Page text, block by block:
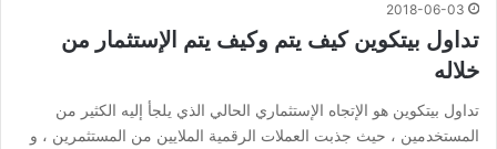
2018-06-03
تداول بيتكوين كيف يتم وكيف يتم الإستثمار من
خلاله
تداول بيتكوين هو الإتجاه الإستثماري الحالي الذي يلجأ إليه الكثير من
المستخدمين ، حيث جذبت العملات الرقمية الملايين من المستثمرين ، و